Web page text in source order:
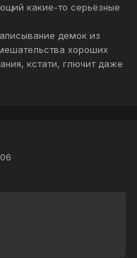
какие-то серьёзные
демок из
хороших
кстати, глючит даже